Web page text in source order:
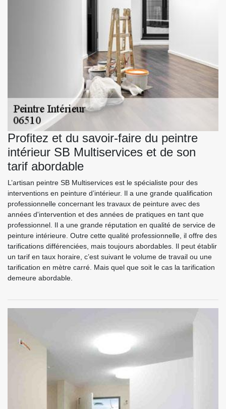
Profitez et du savoir-faire du peintre
intérieur SB Multiservices et de son
tarif abordable
L’artisan peintre SB Multiservices est le spécialiste pour des
interventions en peinture d’intérieur. Il a une grande qualification
professionnelle concernant les travaux de peinture avec des
années d'intervention et des années de pratiques en tant que
professionnel. Il a une grande réputation en qualité de service de
peinture intérieure. Outre cette qualité professionnelle, il offre des
tarifications différenciées, mais toujours abordables. Il peut établir
un tarif en taux horaire, c’est suivant le volume de travail ou une
tarification en mètre carré. Mais quel que soit le cas la tarification
demeure abordable.